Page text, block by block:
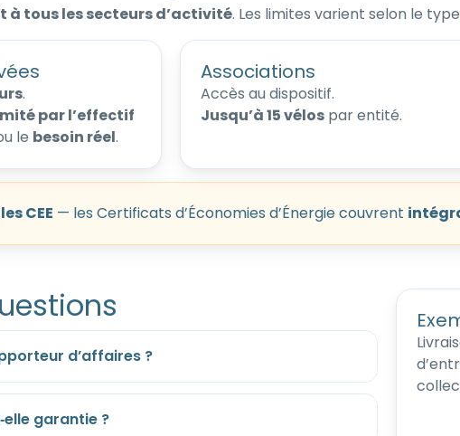
à tous les secteurs d’activité. Les limites varient selon le
.
par l’effectif
le besoin réel.
Associations
Accès au dispositif.
Jusqu’à 15 vélospar entité.
CEE — les Certificats d’Économies d’Énergie couvrent
d’affaires ?
garantie ?